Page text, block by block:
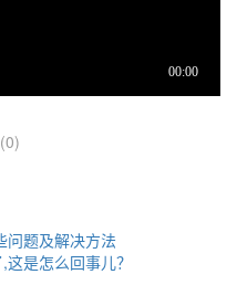
0)
问题及解决方法
是怎么回事儿？